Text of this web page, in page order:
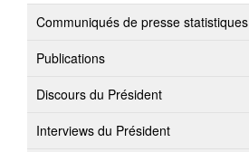
Communiqués de presse statistiques
Publications
Discours du Président
Interviews du Président